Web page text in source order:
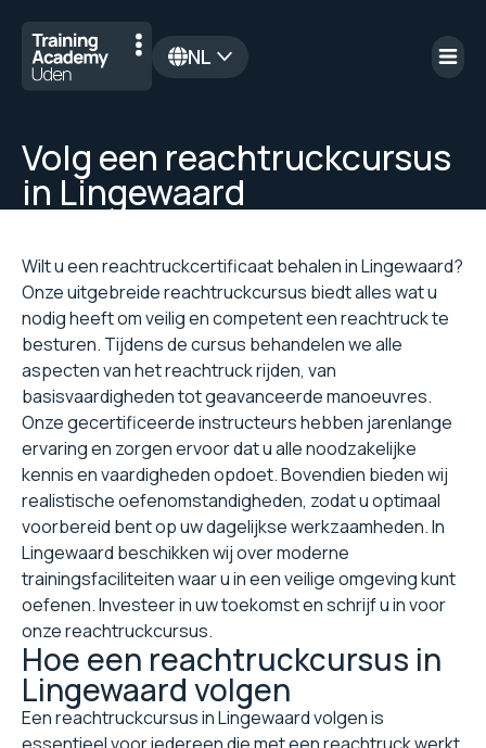
NL
Volg een reachtruckcursus
in Lingewaard
Wilt u een reachtruckcertificaat behalen in Lingewaard?
Onze uitgebreide reachtruckcursus biedt alles wat u
nodig heeft om veilig en competent een reachtruck te
besturen. Tijdens de cursus behandelen we alle
aspecten van het reachtruck rijden, van
basisvaardigheden tot geavanceerde manoeuvres.
Onze gecertificeerde instructeurs hebben jarenlange
ervaring en zorgen ervoor dat u alle noodzakelijke
kennis en vaardigheden opdoet. Bovendien bieden wij
realistische oefenomstandigheden, zodat u optimaal
voorbereid bent op uw dagelijkse werkzaamheden. In
Lingewaard beschikken wij over moderne
trainingsfaciliteiten waar u in een veilige omgeving kunt
oefenen. Investeer in uw toekomst en schrijf u in voor
onze reachtruckcursus.
Hoe een reachtruckcursus in
Lingewaard volgen
Een reachtruckcursus in Lingewaard volgen is